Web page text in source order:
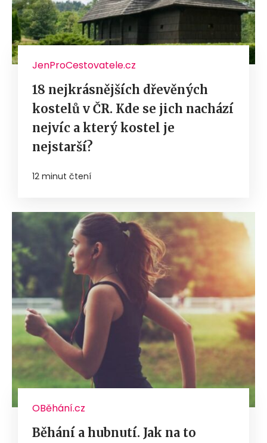
JenProCestovatele.cz
18 nejkrásnějších dřevěných
kostelů v ČR. Kde se jich nachází
nejvíc a který kostel je
nejstarší?
12 minut čtení
OBěhání.cz
Běhání a hubnutí. Jak na to